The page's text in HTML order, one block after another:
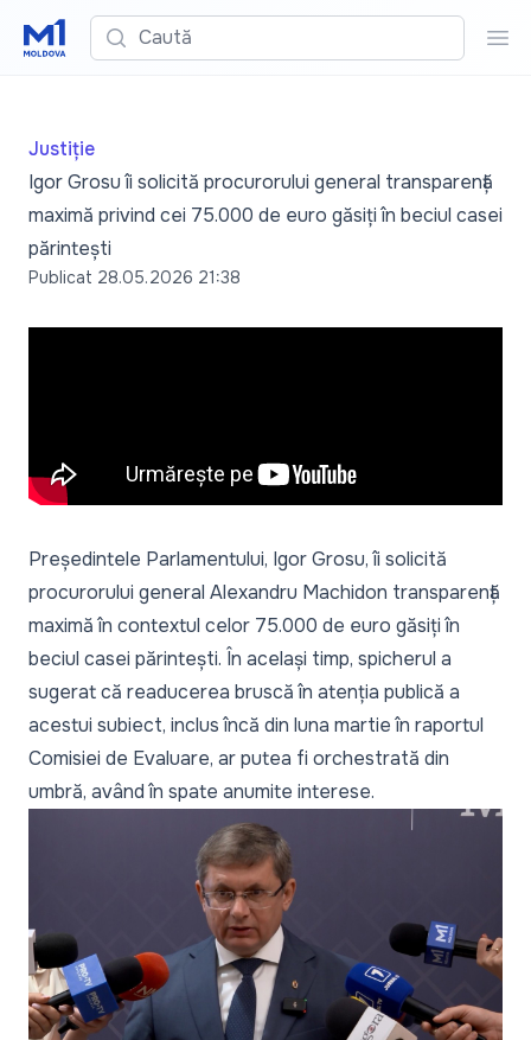
Caută
Justiție
Igor Grosu îi solicită procurorului general transparență
maximă privind cei 75.000 de euro găsiți în beciul casei
părintești
Publicat 28.05.2026 21:38
Președintele Parlamentului, Igor Grosu, îi solicită
procurorului general Alexandru Machidon transparență
maximă în contextul celor 75.000 de euro găsiți în
beciul casei părintești. În același timp, spicherul a
sugerat că readucerea bruscă în atenția publică a
acestui subiect, inclus încă din luna martie în raportul
Comisiei de Evaluare, ar putea fi orchestrată din
umbră, având în spate anumite interese.